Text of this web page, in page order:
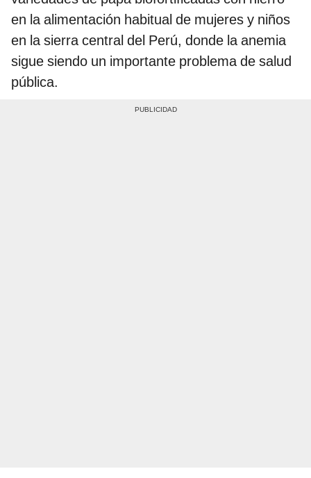
en la alimentación habitual de mujeres y niños
en la sierra central del Perú, donde la anemia
sigue siendo un importante problema de salud
pública.